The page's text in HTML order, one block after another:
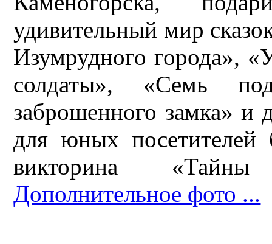
удивительный мир
Изумрудного города»,
солдаты», «Семь
заброшенного замка»
для юных посетителей
викторина
Дополнительное фото ...